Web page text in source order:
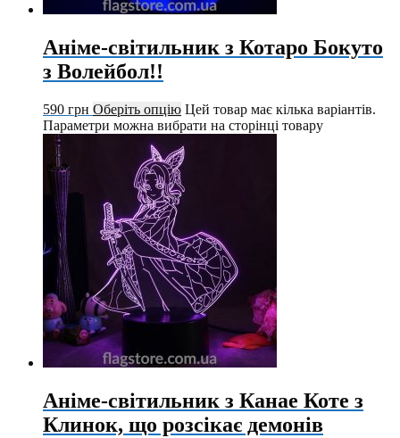
Аніме-світильник з Котаро Бокуто
з Волейбол!!
590 грн Оберіть опцію Цей товар має кілька варіантів.
Параметри можна вибрати на сторінці товару
Аніме-світильник з Канае Коте з
Клинок, що розсікає демонів